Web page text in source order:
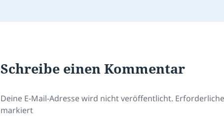
Schreibe einen Kommentar
Deine E-Mail-Adresse wird nicht veröffentlicht.
markiert